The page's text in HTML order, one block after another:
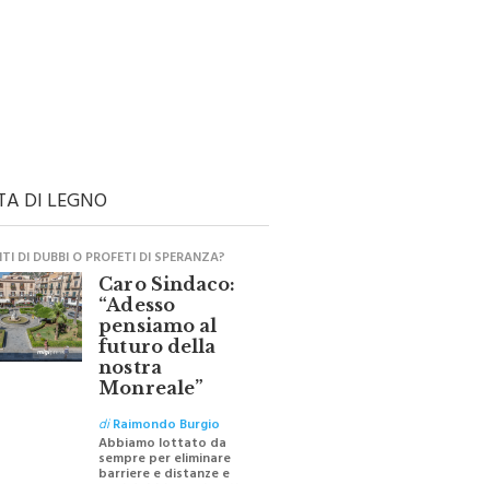
DI LEGNO
DI DUBBI O PROFETI DI SPERANZA?
Caro Sindaco:
“Adesso
pensiamo al
futuro della
nostra
Monreale”
diRaimondo Burgio
Abbiamo lottato da
sempre per eliminare
barriere e distanze e